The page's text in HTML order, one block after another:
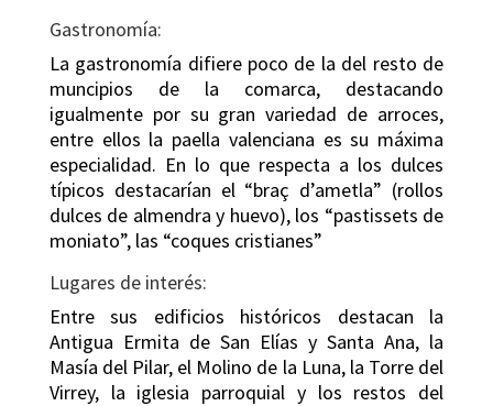
Gastronomía:
La gastronomía difiere poco de la del resto de
muncipios de la comarca, destacando
igualmente por su gran variedad de arroces,
entre ellos la paella valenciana es su máxima
especialidad. En lo que respecta a los dulces
típicos destacarían el “braç d’ametla” (rollos
dulces de almendra y huevo), los “pastissets de
moniato”, las “coques cristianes”
Lugares de interés:
Entre sus edificios históricos destacan la
Antigua Ermita de San Elías y Santa Ana, la
Masía del Pilar, el Molino de la Luna, la Torre del
Virrey, la iglesia parroquial y los restos del